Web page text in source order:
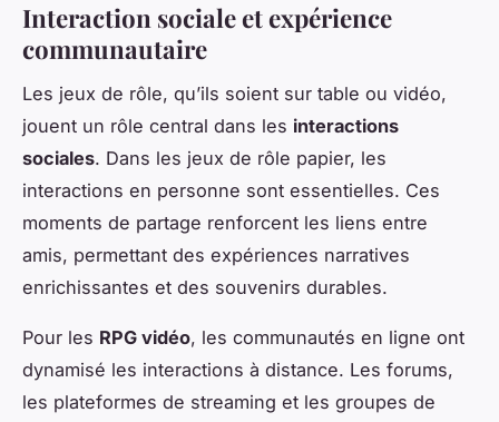
Interaction sociale et expérience
communautaire
Les jeux de rôle, qu’ils soient sur table ou vidéo,
jouent un rôle central dans les interactions
sociales. Dans les jeux de rôle papier, les
interactions en personne sont essentielles. Ces
moments de partage renforcent les liens entre
amis, permettant des expériences narratives
enrichissantes et des souvenirs durables.
Pour les RPG vidéo, les communautés en ligne ont
dynamisé les interactions à distance. Les forums,
les plateformes de streaming et les groupes de